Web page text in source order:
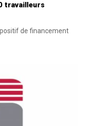
travailleurs
de financement